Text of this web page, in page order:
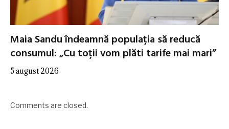
Maia Sandu îndeamnă populația să reducă
consumul: „Cu toții vom plăti tarife mai mari”
5 august 2026
Comments are closed.